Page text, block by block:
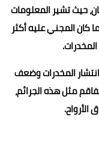
حيث تشير المعلومات
كان المجني عليه أكثر
المخدرات وضعف
مثل هذه الجرائم،
الأرواح.